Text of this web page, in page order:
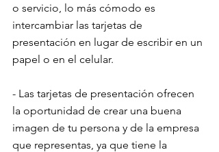
o servicio, lo más cómodo es
intercambiar las tarjetas de
presentación en lugar de escribir en un
papel o en el celular.
- Las tarjetas de presentación ofrecen
la oportunidad de crear una buena
imagen de tu persona y de la empresa
que representas, ya que tiene la